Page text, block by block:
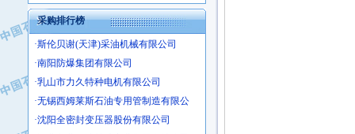
采购排行榜
·大庆油田物资集团
·斯伦贝谢(天津)采油机械有限公司
·南阳防爆集团有限公司
·乳山市力久特种电机有限公司
·无锡西姆莱斯石油专用管制造有限公
·沈阳全密封变压器股份有限公司
·河北华北石油天成实业集团有限公司